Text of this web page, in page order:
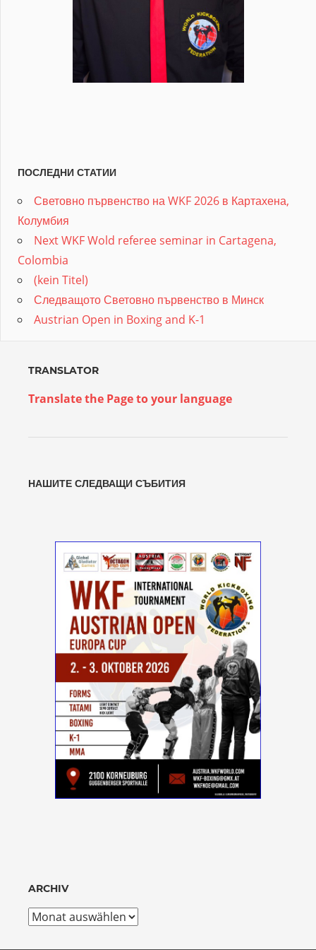
ПОСЛЕДНИ СТАТИИ
Световно първенство на WKF 2026 в Картахена,
Колумбия
Next WKF Wold referee seminar in Cartagena,
Colombia
(kein Titel)
Следващото Световно първенство в Минск
Austrian Open in Boxing and K-1
TRANSLATOR
Translate the Page to your language
НАШИТЕ СЛЕДВАЩИ СЪБИТИЯ
ARCHIV
Archiv